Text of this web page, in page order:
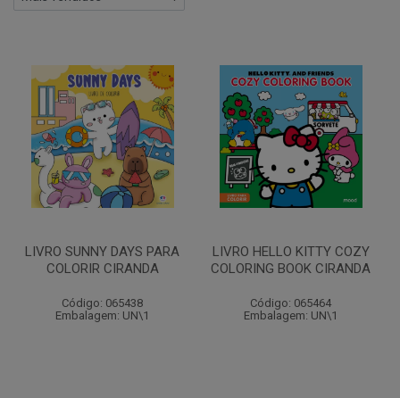
LIVRO SUNNY DAYS PARA
COLORIR CIRANDA
Código: 065438
Embalagem: UN\1
LIVRO HELLO KITTY COZY
COLORING BOOK CIRANDA
Código: 065464
Embalagem: UN\1